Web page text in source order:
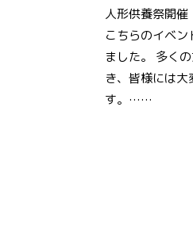
人形供養祭開催
こちらのイベ
ました。 多く
き、皆様には大
す。……